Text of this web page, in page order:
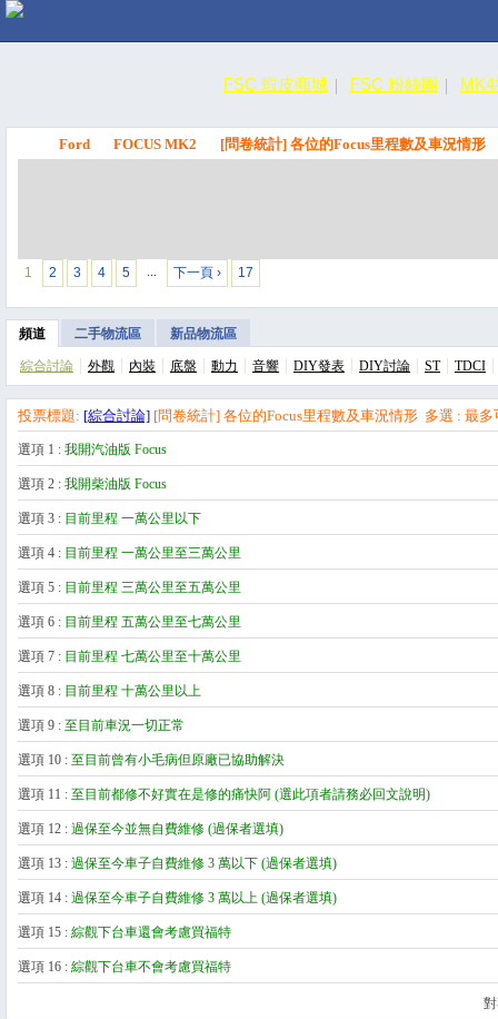
FSC 蝦皮商城 FSC 粉絲團
Ford FOCUS MK2 [問卷統計] 各位的Focus里程數及車況情形
1 2 3 4 5 … 下一頁 › 17
頻道 二手物流區 新品物流區
綜合討論 外觀 內裝 底盤 動力 音響 DIY發表 DIY討論 ST TDCI
投票標題: [綜合討論] [問卷統計] 各位的Focus里程數及車況情形 多選 : 最多
選項 1 : 我開汽油版 Focus
選項 2 : 我開柴油版 Focus
選項 3 : 目前里程 一萬公里以下
選項 4 : 目前里程 一萬公里至三萬公里
選項 5 : 目前里程 三萬公里至五萬公里
選項 6 : 目前里程 五萬公里至七萬公里
選項 7 : 目前里程 七萬公里至十萬公里
選項 8 : 目前里程 十萬公里以上
選項 9 : 至目前車況一切正常
選項 10 : 至目前曾有小毛病但原廠已協助解決
選項 11 : 至目前都修不好實在是修的痛快阿 (選此項者請務必回文說明)
選項 12 : 過保至今並無自費維修 (過保者選填)
選項 13 : 過保至今車子自費維修 3 萬以下 (過保者選填)
選項 14 : 過保至今車子自費維修 3 萬以上 (過保者選填)
選項 15 : 綜觀下台車還會考慮買福特
選項 16 : 綜觀下台車不會考慮買福特